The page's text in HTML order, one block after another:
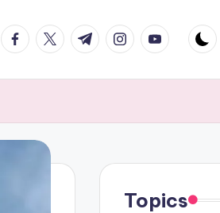
facebook.com
twitter.com
t.me instagram.com
youtube.com
Topics